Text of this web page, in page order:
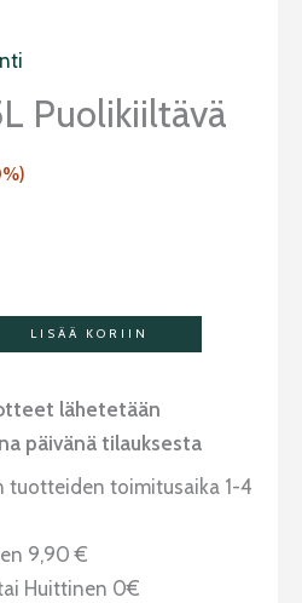
Puolikiiltävä
LISÄÄ KORIIN
lähetetään
päivänä tilauksesta
tuotteiden toimitusaika 1-4
9,90 €
Huittinen 0€